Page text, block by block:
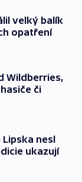
velký balík
opatření
Wildberries,
či
nesl
ukazují